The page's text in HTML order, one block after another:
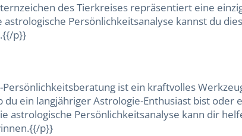
des Tierkreises repräsentiert eine
astrologische Persönlichkeitsanalyse kannst du
p}}
ist ein kraftvolles
du ein langjähriger Astrologie-Enthusiast bist
astrologische Persönlichkeitsanalyse kann dir
p}}